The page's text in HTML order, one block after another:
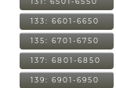
133: 6601-6650
135: 6701-6750
137: 6801-6850
139: 6901-6950